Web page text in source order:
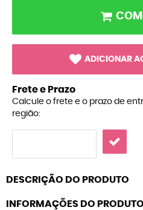
ADICIONAR
Frete e Prazo
Calcule o frete e o prazo de
região:
DESCRIÇÃO DO PRODUTO
INFORMAÇÕES DO PRODUTO